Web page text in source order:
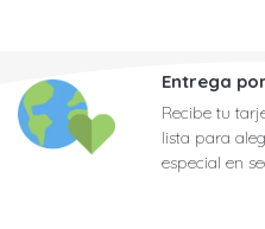
Entrega
Recibe tu
lista para
especial en